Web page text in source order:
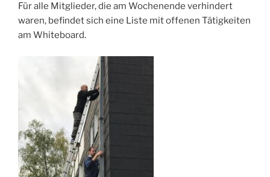
Für alle Mitglieder, die am Wochenende verhindert
waren, befindet sich eine Liste mit offenen Tätigkeiten
am Whiteboard.